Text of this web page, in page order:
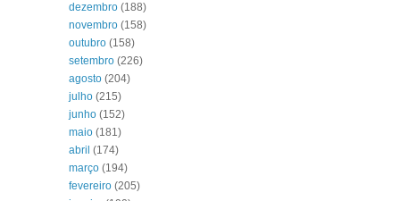
dezembro (188)
novembro (158)
outubro (158)
setembro (226)
agosto (204)
julho (215)
junho (152)
maio (181)
abril (174)
março (194)
fevereiro (205)